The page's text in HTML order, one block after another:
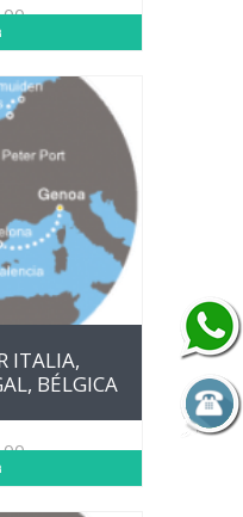
ITALIA,
BÉLGICA